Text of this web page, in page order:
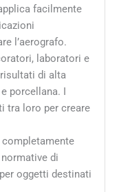
facilmente
l’aerografo.
laboratori e
di alta
porcellana. I
tra loro per creare
completamente
di
oggetti destinati